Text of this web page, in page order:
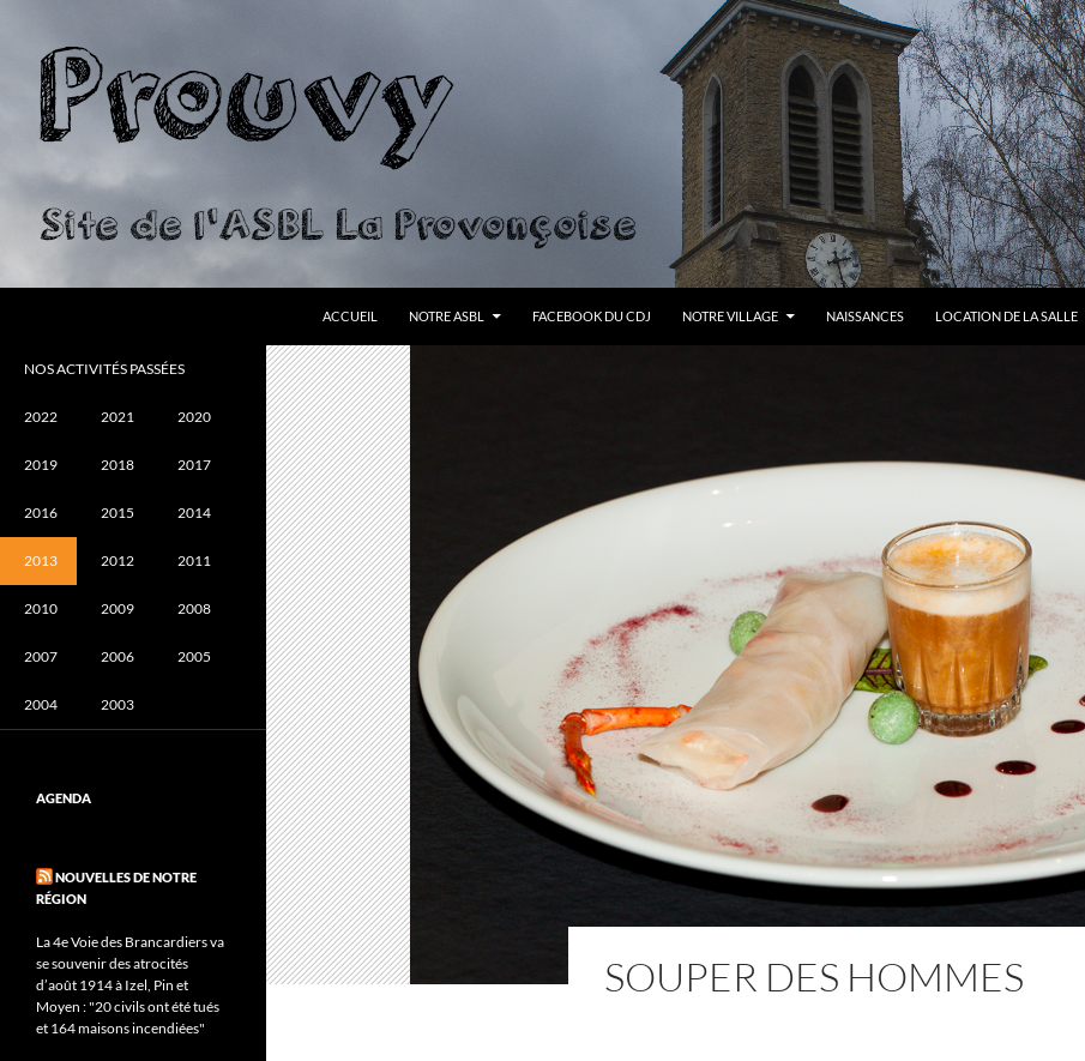
ACCUEIL
NOTRE ASBL FACEBOOK DU CDJ NOTRE VILLAGE NAISSANCES LOCATION DE LA SALLE
SOUPER DES HOMMES
NOS ACTIVITÉS PASSÉES
2022 2021 2020
2019 2018 2017
2016 2015 2014
2013 2012 2011
2010 2009 2008
2007 2006 2005
2004 2003
AGENDA
NOUVELLES DE NOTRE
RÉGION
La 4e Voie des Brancardiers va
se souvenir des atrocités
d’août 1914 à Izel, Pin et
Moyen : "20 civils ont été tués
et 164 maisons incendiées"